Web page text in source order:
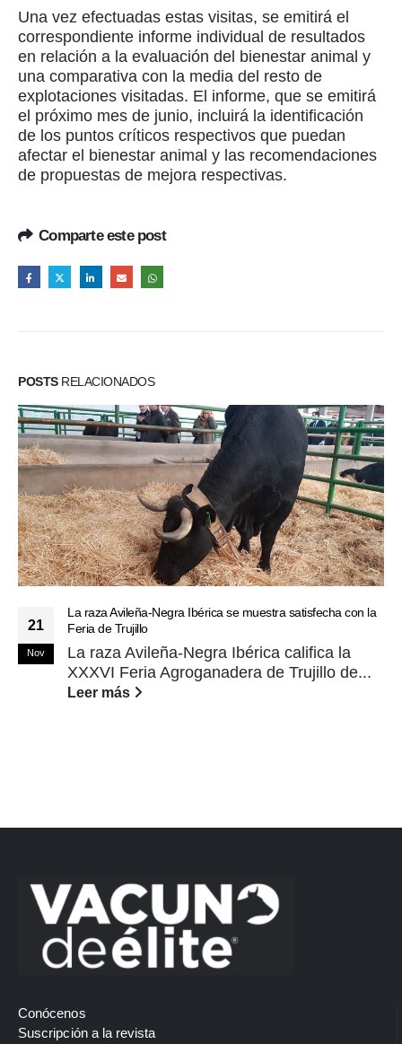
Una vez efectuadas estas visitas, se emitirá el
correspondiente informe individual de resultados
en relación a la evaluación del bienestar animal y
una comparativa con la media del resto de
explotaciones visitadas. El informe, que se emitirá
el próximo mes de junio, incluirá la identificación
de los puntos críticos respectivos que puedan
afectar el bienestar animal y las recomendaciones
de propuestas de mejora respectivas.
Comparte este post
POSTSRELACIONADOS
21
Nov
La raza Avileña-Negra Ibérica se muestra satisfecha con la
Feria de Trujillo
La raza Avileña-Negra Ibérica califica la
XXXVI Feria Agroganadera de Trujillo de...
Leer más
Conócenos
Suscripción a la revista